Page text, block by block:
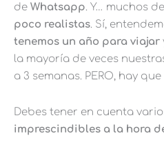
de Whatsapp. Y… muchos
poco realistas. Sí,
tenemos un año para viajar
la mayoría de veces
a 3 semanas. PERO, hay
Debes tener en cuenta
imprescindibles a la hora